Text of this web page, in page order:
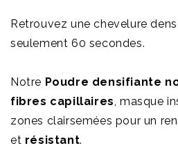
Retrouvez une chevelure
seulement 60 secondes.
Notre Poudre densifiante
fibres capillaires, masque
zones clairsemées pour un
et résistant.